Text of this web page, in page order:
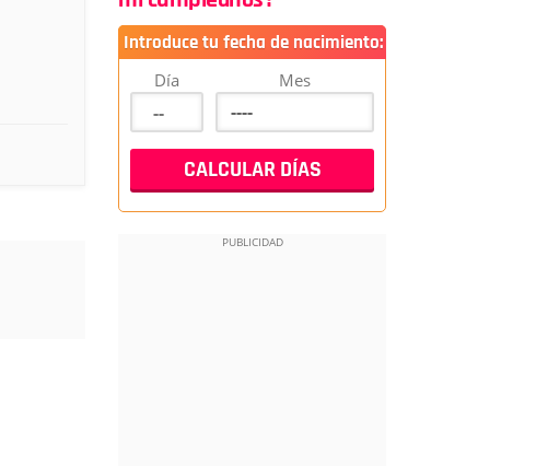
Introduce tu fecha de nacimiento:
Día Mes